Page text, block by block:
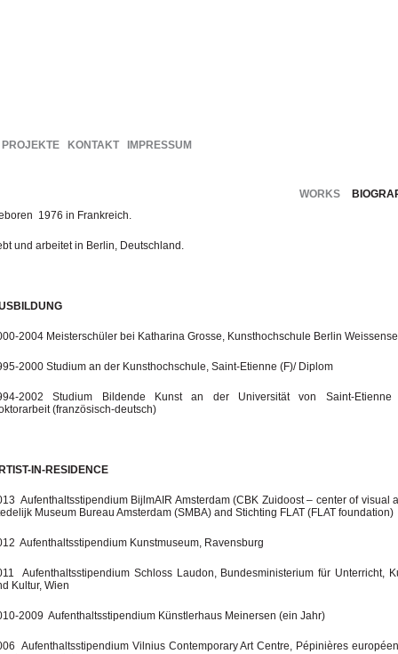
PROJEKTE KONTAKT IMPRESSUM
WORKS
1976 in Frankreich.
und arbeitet in Berlin, Deutschland.
2004 Meisterschüler bei Katharina Grosse, Kunsthochschule Berlin
2000 Studium an der Kunsthochschule, Saint-Etienne (F)/ Diplom
2002 Studium Bildende Kunst an der Universität von Saint-Etienne
(französisch-deutsch)
IN-RESIDENCE­
Aufenthaltsstipendium BijlmAIR Amsterdam (CBK Zuidoost – center of visual
Museum Bureau Amsterdam (SMBA) and Stichting FLAT (FLAT foundation)
Aufenthaltsstipendium Kunstmuseum, Ravensburg
Aufenthaltsstipendium Schloss Laudon, Bundesministerium für Unterricht,
Kultur, Wien
2009 Aufenthaltsstipendium Künstlerhaus Meinersen (ein Jahr)
Aufenthaltsstipendium Vilnius Contemporary Art Centre, Pépinières